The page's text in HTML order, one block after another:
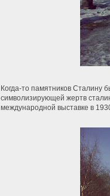
Когда-то памятников Сталину
символизирующей жертв
международной выставке в